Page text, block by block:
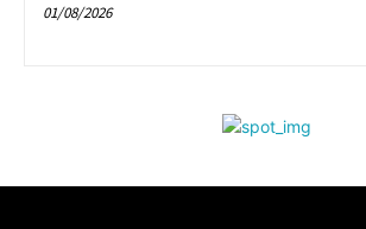
01/08/2026